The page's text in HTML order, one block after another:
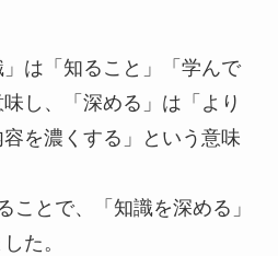
は「知ること」「学んで
し、「深める」は「より
を濃くする」という意味
ことで、「知識を深める」
た。